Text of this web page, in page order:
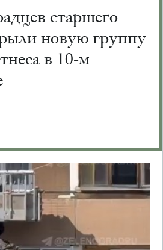
старшего
новую группу
в 10-м